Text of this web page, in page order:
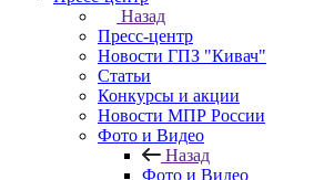
Назад
Пресс-центр
Новости ГПЗ "Кивач"
Статьи
Конкурсы и акции
Новости МПР России
Фото и Видео
Назад
Фото и Видео